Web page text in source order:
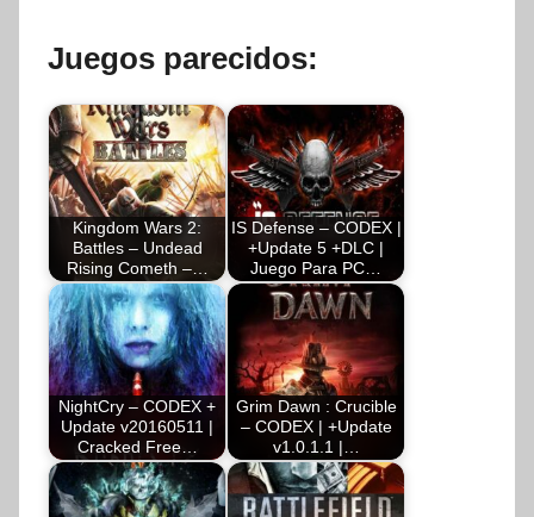
Juegos parecidos:
Kingdom Wars 2:
Battles – Undead
Rising Cometh –…
IS Defense – CODEX |
+Update 5 +DLC |
Juego Para PC…
NightCry – CODEX +
Update v20160511 |
Cracked Free…
Grim Dawn : Crucible
– CODEX | +Update
v1.0.1.1 |…